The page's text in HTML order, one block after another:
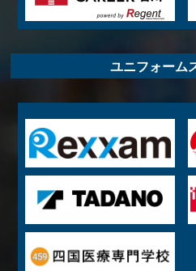
ユニフォーム